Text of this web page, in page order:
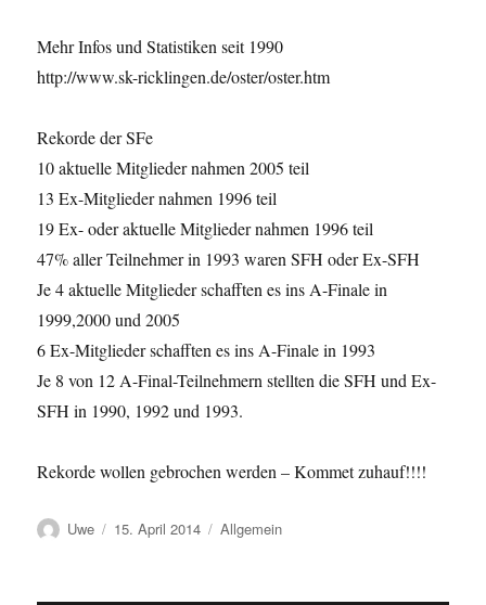
Mehr Infos und Statistiken seit 1990
http://www.sk-ricklingen.de/oster/oster.htm
Rekorde der SFe
10 aktuelle Mitglieder nahmen 2005 teil
13 Ex-Mitglieder nahmen 1996 teil
19 Ex- oder aktuelle Mitglieder nahmen 1996 teil
47% aller Teilnehmer in 1993 waren SFH oder Ex-SFH
Je 4 aktuelle Mitglieder schafften es ins A-Finale in
1999,2000 und 2005
6 Ex-Mitglieder schafften es ins A-Finale in 1993
Je 8 von 12 A-Final-Teilnehmern stellten die SFH und Ex-
SFH in 1990, 1992 und 1993.
Rekorde wollen gebrochen werden – Kommet zuhauf!!!!
Autor
Uwe
Veröffentlicht
15. April 2014 Kategorien
Allgemein